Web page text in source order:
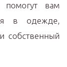
помогут вам
в одежде,
собственный